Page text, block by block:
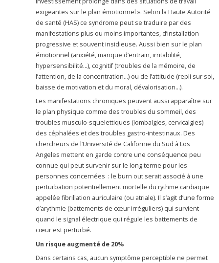
exigeantes sur le plan émotionnel ». Selon la Haute Autorité
de santé (HAS) ce syndrome peut se traduire par des
manifestations plus ou moins importantes, d’installation
progressive et souvent insidieuse. Aussi bien sur le plan
émotionnel (anxiété, manque d’entrain, irritabilité,
hypersensibilité…), cognitif (troubles de la mémoire, de
l’attention, de la concentration…) ou de l’attitude (repli sur soi,
baisse de motivation et du moral, dévalorisation…).
Les manifestations chroniques peuvent aussi apparaître sur
le plan physique comme des troubles du sommeil, des
troubles musculo-squelettiques (lombalgies, cervicalgies)
des céphalées et des troubles gastro-intestinaux. Des
chercheurs de l’Université de Californie du Sud à Los
Angeles mettent en garde contre une conséquence peu
connue qui peut survenir sur le long terme pour les
personnes concernées : le burn out serait associé à une
perturbation potentiellement mortelle du rythme cardiaque
appelée fibrillation auriculaire (ou atriale). Il s’agit d’une forme
d’arythmie (battements de cœur irréguliers) qui survient
quand le signal électrique qui régule les battements de
cœur est perturbé.
Un risque augmenté de 20%
Dans certains cas, aucun symptôme perceptible ne permet